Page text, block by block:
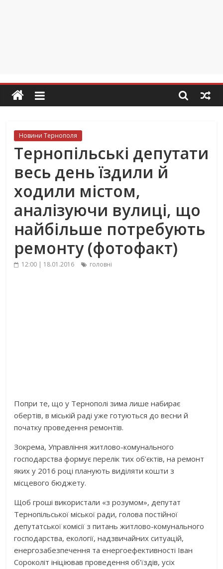
Новини Тернополя
Тернопільські депутати
весь день їздили й
ходили містом,
аналізуючи вулиці, що
найбільше потребують
ремонту (фотофакт)
12:00 | 18.01.2016 головні
Попри те, що у Тернополі зима лише набирає
обертів, в міській раді уже готуються до весни й
початку проведення ремонтів.
Зокрема, Управління житлово-комунального
господарства формує перелік тих об’єктів, на ремонт
яких у 2016 році планують виділяти кошти з
місцевого бюджету.
Щоб гроші використали «з розумом», депутат
Тернопільської міської ради, голова постійної
депутатської комісії з питань житлово-комунального
господарства, екології, надзвичайних ситуацій,
енергозабезпечення та енергоефективності Іван
Сороколіт ініціював проведення об’їздів, усіх